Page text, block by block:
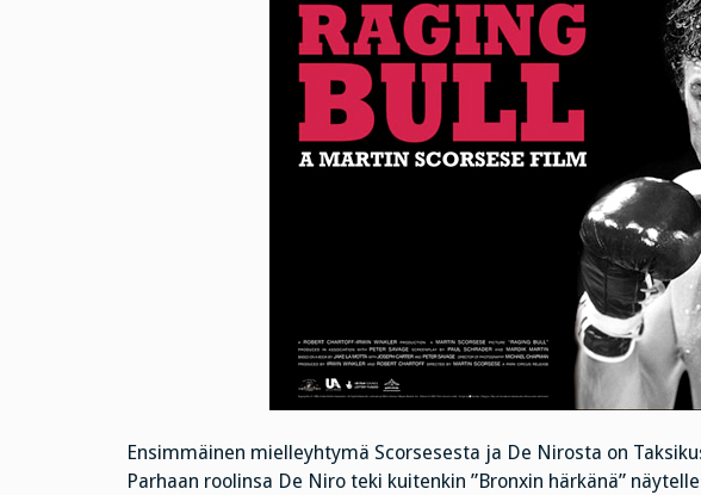
Ensimmäinen mielleyhtymä Scorsesesta ja De Nirosta on
Parhaan roolinsa De Niro teki kuitenkin ”Bronxin härkänä”